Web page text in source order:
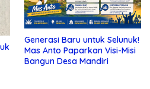
Generasi Baru untuk Selunuk!
Mas Anto Paparkan Visi-Misi
Bangun Desa Mandiri